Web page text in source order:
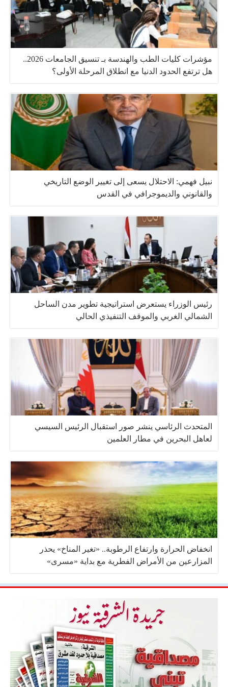
مؤشرات كليات الطب والهندسة بـ تنسيق الجامعات 2026..
هل ترتفع الحدود الدنيا مع انطلاق المرحلة الأولى؟
نبيل فهمي: الاحتلال يسعى إلى تغيير الوضع التاريخي
والقانوني والديموجرافي في القدس
رئيس الوزراء يستعرض استراتيجية تطوير مدن الساحل
الشمالي الغربي والموقف التنفيذي الحالي
المتحدث الرئاسي ينشر صور استقبال الرئيس السيسي
لعاهل البحرين في مطار العلمين
انخفاض الحرارة وارتفاع الرطوبة.. «تغير المناخ» يحذر
المزارعين من الأمراض الفطرية مع بداية «مسرى»